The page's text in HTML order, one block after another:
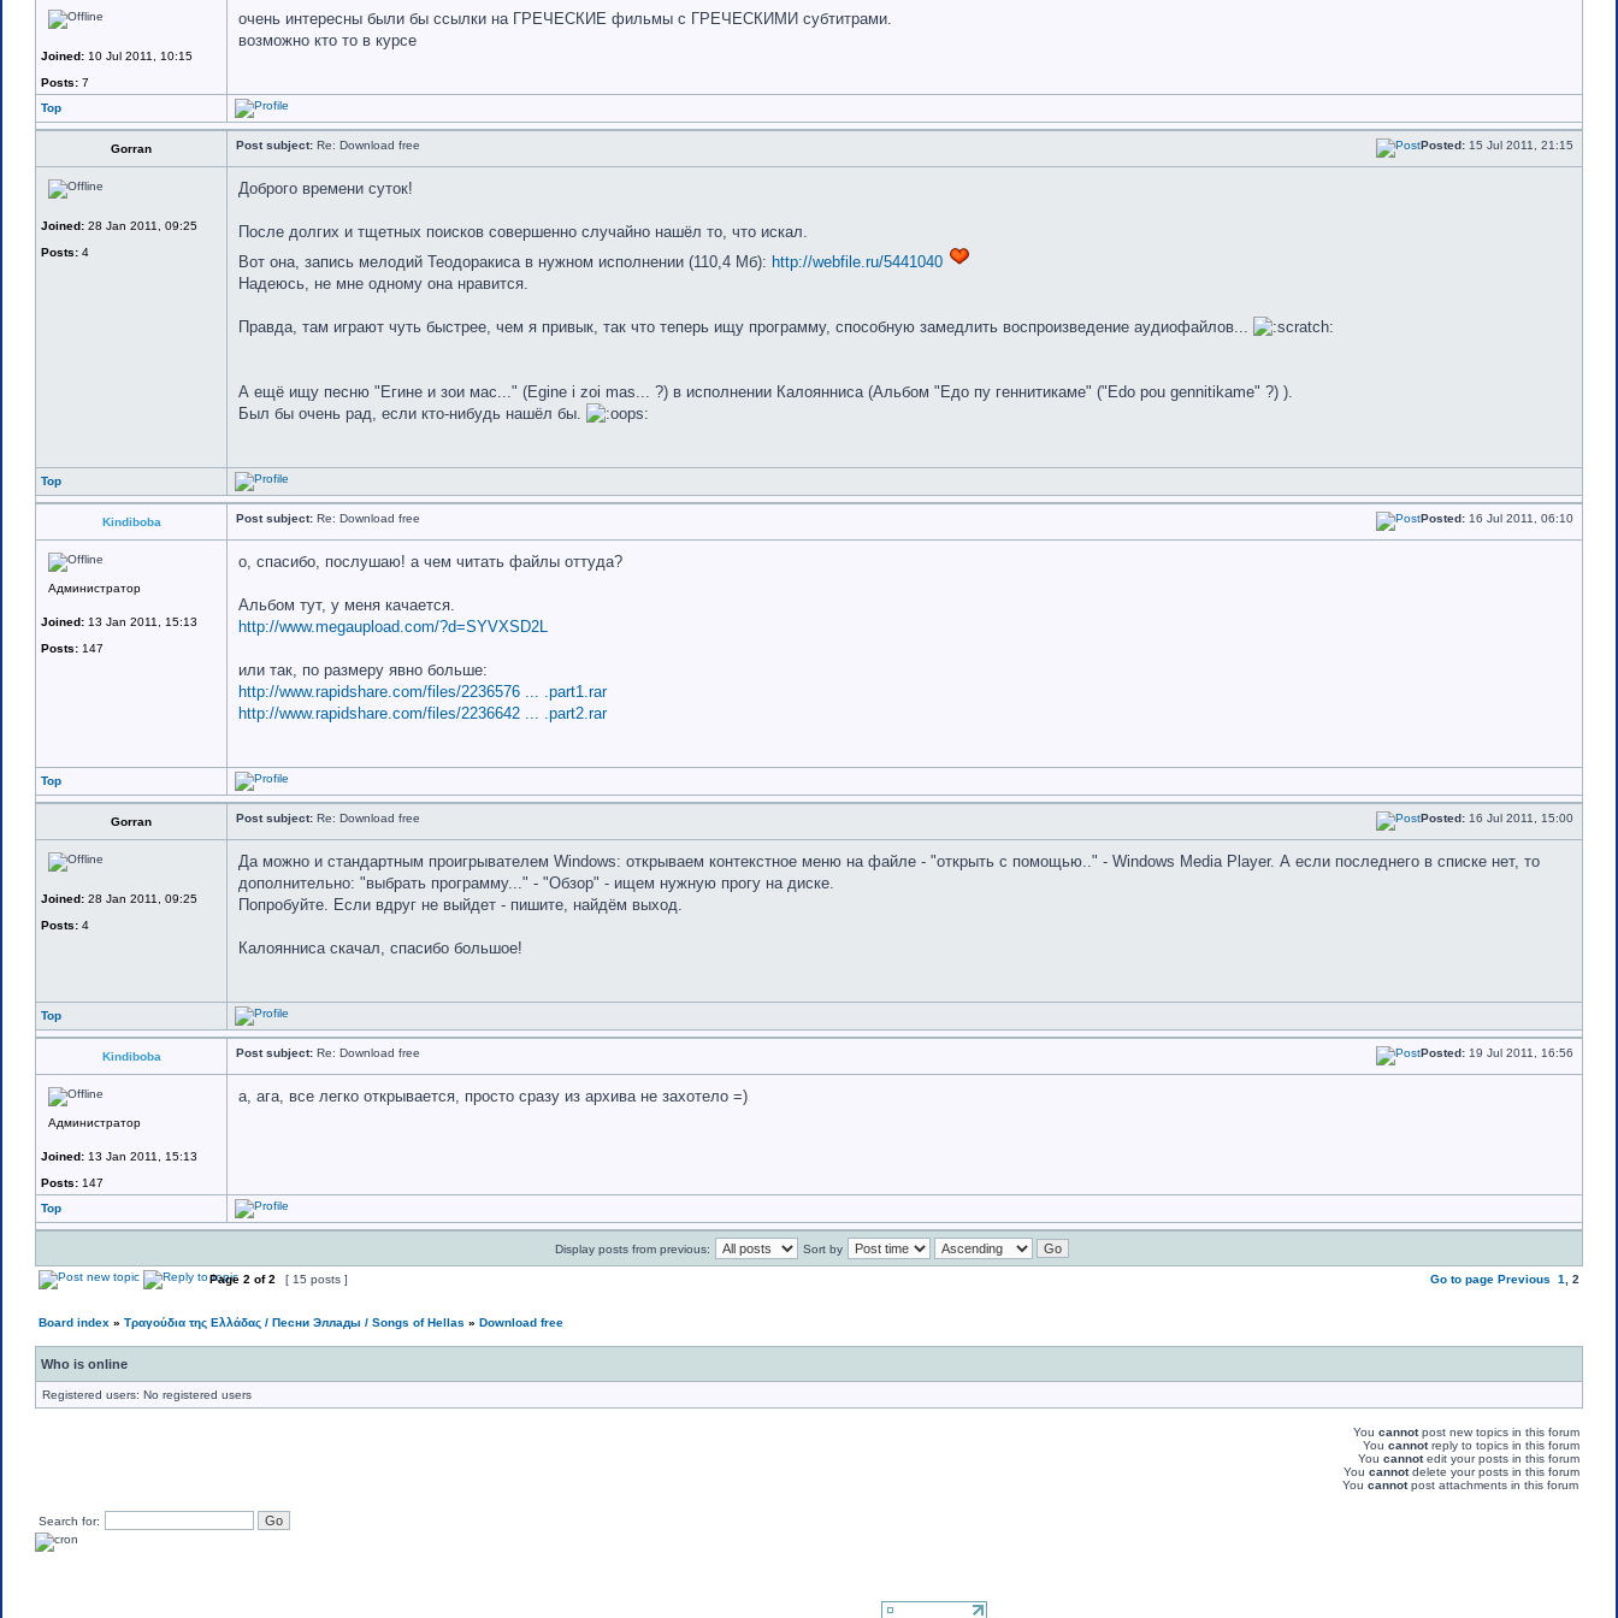
Joined: 10 Jul 2011, 10:15
Posts: 7
очень интересны были бы ссылки на ГРЕЧЕСКИЕ фильмы с ГРЕЧЕСКИМИ субтитрами.
возможно кто то в курсе
Top
Gorran Post subject: Re: Download free Posted: 15 Jul 2011, 21:15
Joined: 28 Jan 2011, 09:25
Posts: 4
Доброго времени суток!
После долгих и тщетных поисков совершенно случайно нашёл то, что искал.
Вот она, запись мелодий Теодоракиса в нужном исполнении (110,4 Мб): http://webfile.ru/5441040
Надеюсь, не мне одному она нравится.
Правда, там играют чуть быстрее, чем я привык, так что теперь ищу программу, способную замедлить воспроизведение аудиофайлов...
А ещё ищу песню "Егине и зои мас..." (Egine i zoi mas... ?) в исполнении Калоянниса (Альбом "Едо пу геннитикаме" ("Edo pou gennitikame" ?) ).
Был бы очень рад, если кто-нибудь нашёл бы.
Top
Kindiboba Post subject: Re: Download free Posted: 16 Jul 2011, 06:10
Администратор
Joined: 13 Jan 2011, 15:13
Posts: 147
о, спасибо, послушаю! а чем читать файлы оттуда?
Альбом тут, у меня качается.
http://www.megaupload.com/?d=SYVXSD2L
или так, по размеру явно больше:
http://www.rapidshare.com/files/2236576 ... .part1.rar
http://www.rapidshare.com/files/2236642 ... .part2.rar
Top
Gorran Post subject: Re: Download free Posted: 16 Jul 2011, 15:00
Joined: 28 Jan 2011, 09:25
Posts: 4
Да можно и стандартным проигрывателем Windows: открываем контекстное меню на файле - "открыть с помощью.." - Windows Media Player. А если последнего в списке нет, то
дополнительно: "выбрать программу..." - "Обзор" - ищем нужную прогу на диске.
Попробуйте. Если вдруг не выйдет - пишите, найдём выход.
Калоянниса скачал, спасибо большое!
Top
Kindiboba Post subject: Re: Download free Posted: 19 Jul 2011, 16:56
Администратор
Joined: 13 Jan 2011, 15:13
Posts: 147
а, ага, все легко открывается, просто сразу из архива не захотело =)
Top
Display posts from previous: Sort by
Page 2 of2 [ 15 posts ] Go to page Previous 1 2
Board index » Τραγούδια της Ελλάδας / Песни Эллады / Songs of Hellas » Download free
Who is online
Registered users: No registered users
You cannotpost new topics in this forum
You cannotreply to topics in this forum
You cannotedit your posts in this forum
You cannotdelete your posts in this forum
You cannotpost attachments in this forum
Search for: